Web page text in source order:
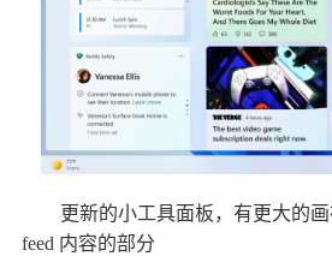
更新的小工具面板，有更大的
feed 内容的部分